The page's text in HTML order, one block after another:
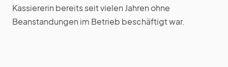
Kassiererin bereits seit vielen Jahren ohne
Beanstandungen im Betrieb beschäftigt war.